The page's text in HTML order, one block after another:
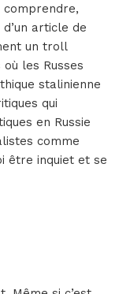
comprendre,
d’un article de
un troll
les Russes
stalinienne
qui
en Russie
comme
être inquiet et se